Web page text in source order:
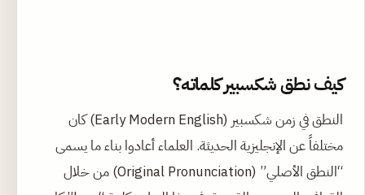
كيف نطق شكسبير كلماته؟
النطق في زمن شكسبير (Early Modern English) كان
مختلفاً عن الإنجليزية الحديثة. العلماء أعادوا بناء ما يسمى
“النطق الأصلي” (Original Pronunciation) من خلال